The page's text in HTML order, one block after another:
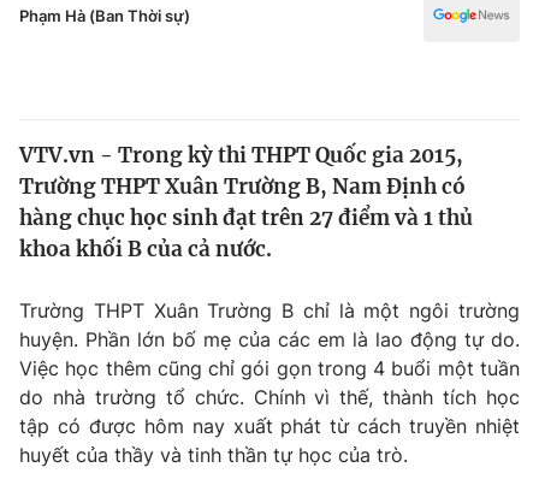
Thế giới
Tin tức
Câu chuyện quốc tế
Tài chính
Thị trường
Góc doanh nghiệp
Dữ liệu và đời sống
Truyền hình
Phim VTV
Phạm Hà (Ban Thời sự)
VTV.vn - Trong kỳ thi THPT Quốc gia 2015,
Trường THPT Xuân Trường B, Nam Định có
hàng chục học sinh đạt trên 27 điểm và 1 thủ
khoa khối B của cả nước.
Trường THPT Xuân Trường B chỉ là một ngôi trường
huyện. Phần lớn bố mẹ của các em là lao động tự do.
Việc học thêm cũng chỉ gói gọn trong 4 buổi một tuần
do nhà trường tổ chức. Chính vì thế, thành tích học
tập có được hôm nay xuất phát từ cách truyền nhiệt
huyết của thầy và tinh thần tự học của trò.